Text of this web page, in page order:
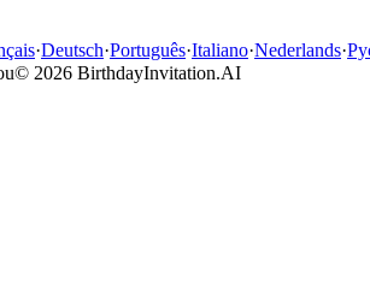
·Deutsch·Português·Italiano·Nederlands·
© 2026 BirthdayInvitation.AI